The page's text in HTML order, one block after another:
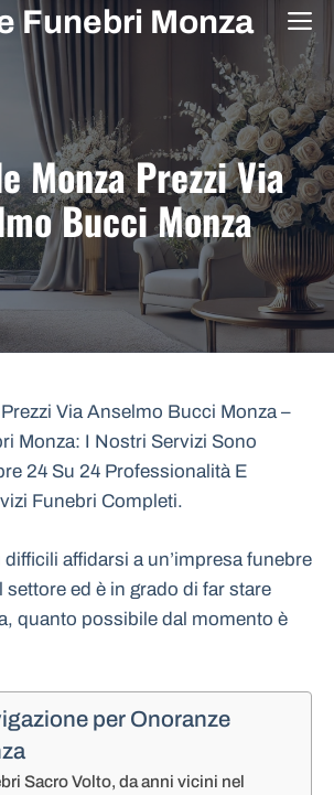
Funebri Monza
Monza Prezzi Via
Bucci Monza
Via Anselmo Bucci Monza –
Monza: I Nostri Servizi Sono
24 Su 24 Professionalità E
Funebri Completi.
affidarsi a un’impresa funebre
settore ed è in grado di far stare
quanto possibile dal momento è
per Onoranze
Sacro Volto, da anni vicini nel